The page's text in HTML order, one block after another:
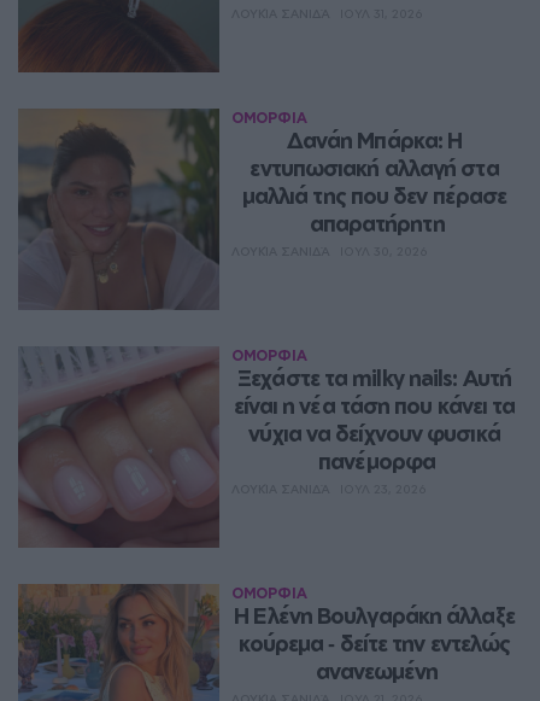
ΟΜΟΡΦΙΑ
Δανάη Μπάρκα: Η
εντυπωσιακή αλλαγή στα
μαλλιά της που δεν πέρασε
απαρατήρητη
ΟΜΟΡΦΙΑ
Ξεχάστε τα milky nails: Αυτή
είναι η νέα τάση που κάνει τα
νύχια να δείχνουν φυσικά
πανέμορφα
ΟΜΟΡΦΙΑ
Η Ελένη Βουλγαράκη άλλαξε
κούρεμα ‑ δείτε την εντελώς
ανανεωμένη